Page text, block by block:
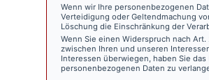
Wenn wir Ihre personenbezogenen
Verteidigung oder Geltendmachung
Löschung die Einschränkung der
Wenn Sie einen Widerspruch nach
zwischen Ihren und unseren
Interessen überwiegen, haben Sie
personenbezogenen Daten zu